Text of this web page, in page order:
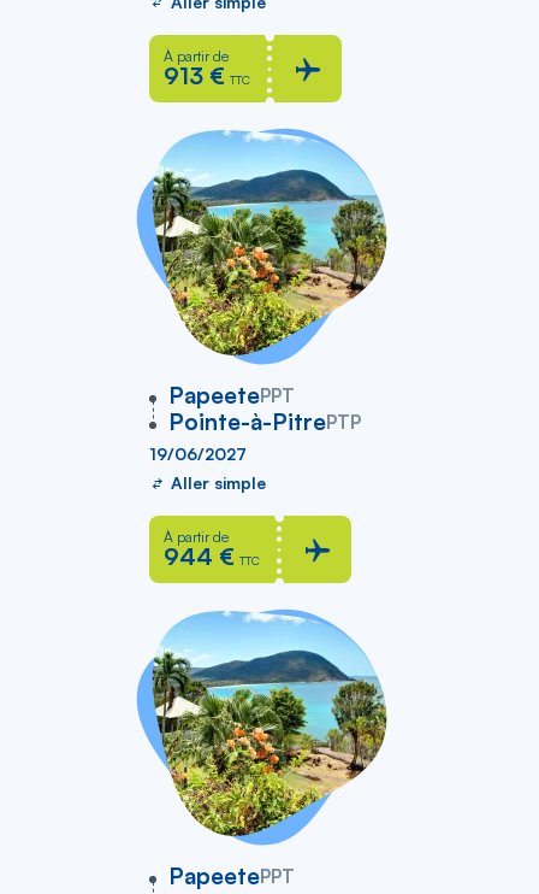
À partir de
913 € TTC
PapeetePPT
vers
Pointe-à-PitrePTP
19/06/2027
Aller simple
À partir de
944 € TTC
PapeetePPT
vers